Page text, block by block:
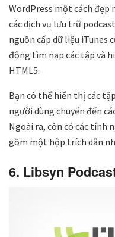
WordPress một cách
các dịch vụ lưu trữ
nguồn cấp dữ liệu iTunes
động tìm nạp các tập và
HTML5.
Bạn có thể hiển thị các
người dùng chuyển đến
Ngoài ra, còn có các tính
gồm một hộp trích dẫn
6. Libsyn